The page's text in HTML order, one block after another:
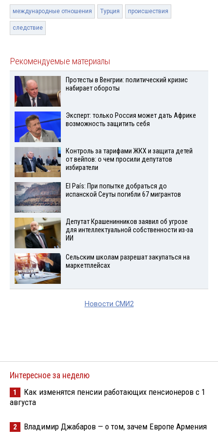
международные отношения Турция происшествия
следствие
Рекомендуемые материалы
Протесты в Венгрии: политический кризис
набирает обороты
Эксперт: только Россия может дать Африке
возможность защитить себя
Контроль за тарифами ЖКХ и защита детей
от вейпов: о чем просили депутатов
избиратели
El País: При попытке добраться до
испанской Сеуты погибли 67 мигрантов
Депутат Крашенинников заявил об угрозе
для интеллектуальной собственности из-за
ИИ
Сельским школам разрешат закупаться на
маркетплейсах
Новости СМИ2
Интересное за неделю
1
Как изменятся пенсии работающих пенсионеров с 1
августа
2 Владимир Джабаров — о том, зачем Европе Армения